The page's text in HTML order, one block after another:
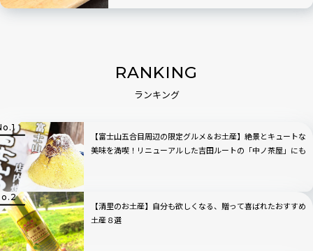
RANKING
ランキング
【富士山五合目周辺の限定グルメ＆お土産】絶景とキュートな
美味を満喫！リニューアルした吉田ルートの「中ノ茶屋」にも
【清里のお土産】自分も欲しくなる、贈って喜ばれたおすすめ
土産８選